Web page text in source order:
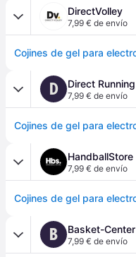
DirectVolley
7,99 € de envío
D Direct Running
7,99 € de envío
HandballStore
7,99 € de envío
B Basket-Center
7,99 € de envío